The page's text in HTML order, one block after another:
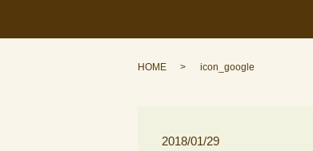
HOME icon_google
2018/01/29